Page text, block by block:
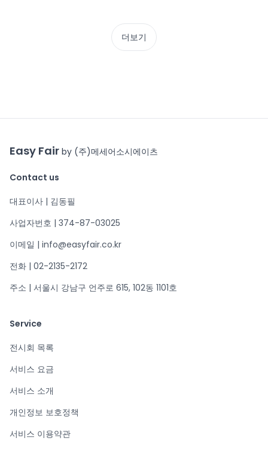
더보기
Easy Fair by (주)메세어소시에이츠
Contact us
대표이사 | 김동필
사업자번호 | 374-87-03025
이메일 | info@easyfair.co.kr
전화 | 02-2135-2172
주소 | 서울시 강남구 언주로 615, 102동 1101호
Service
전시회 목록
서비스 요금
서비스 소개
개인정보 보호정책
서비스 이용약관